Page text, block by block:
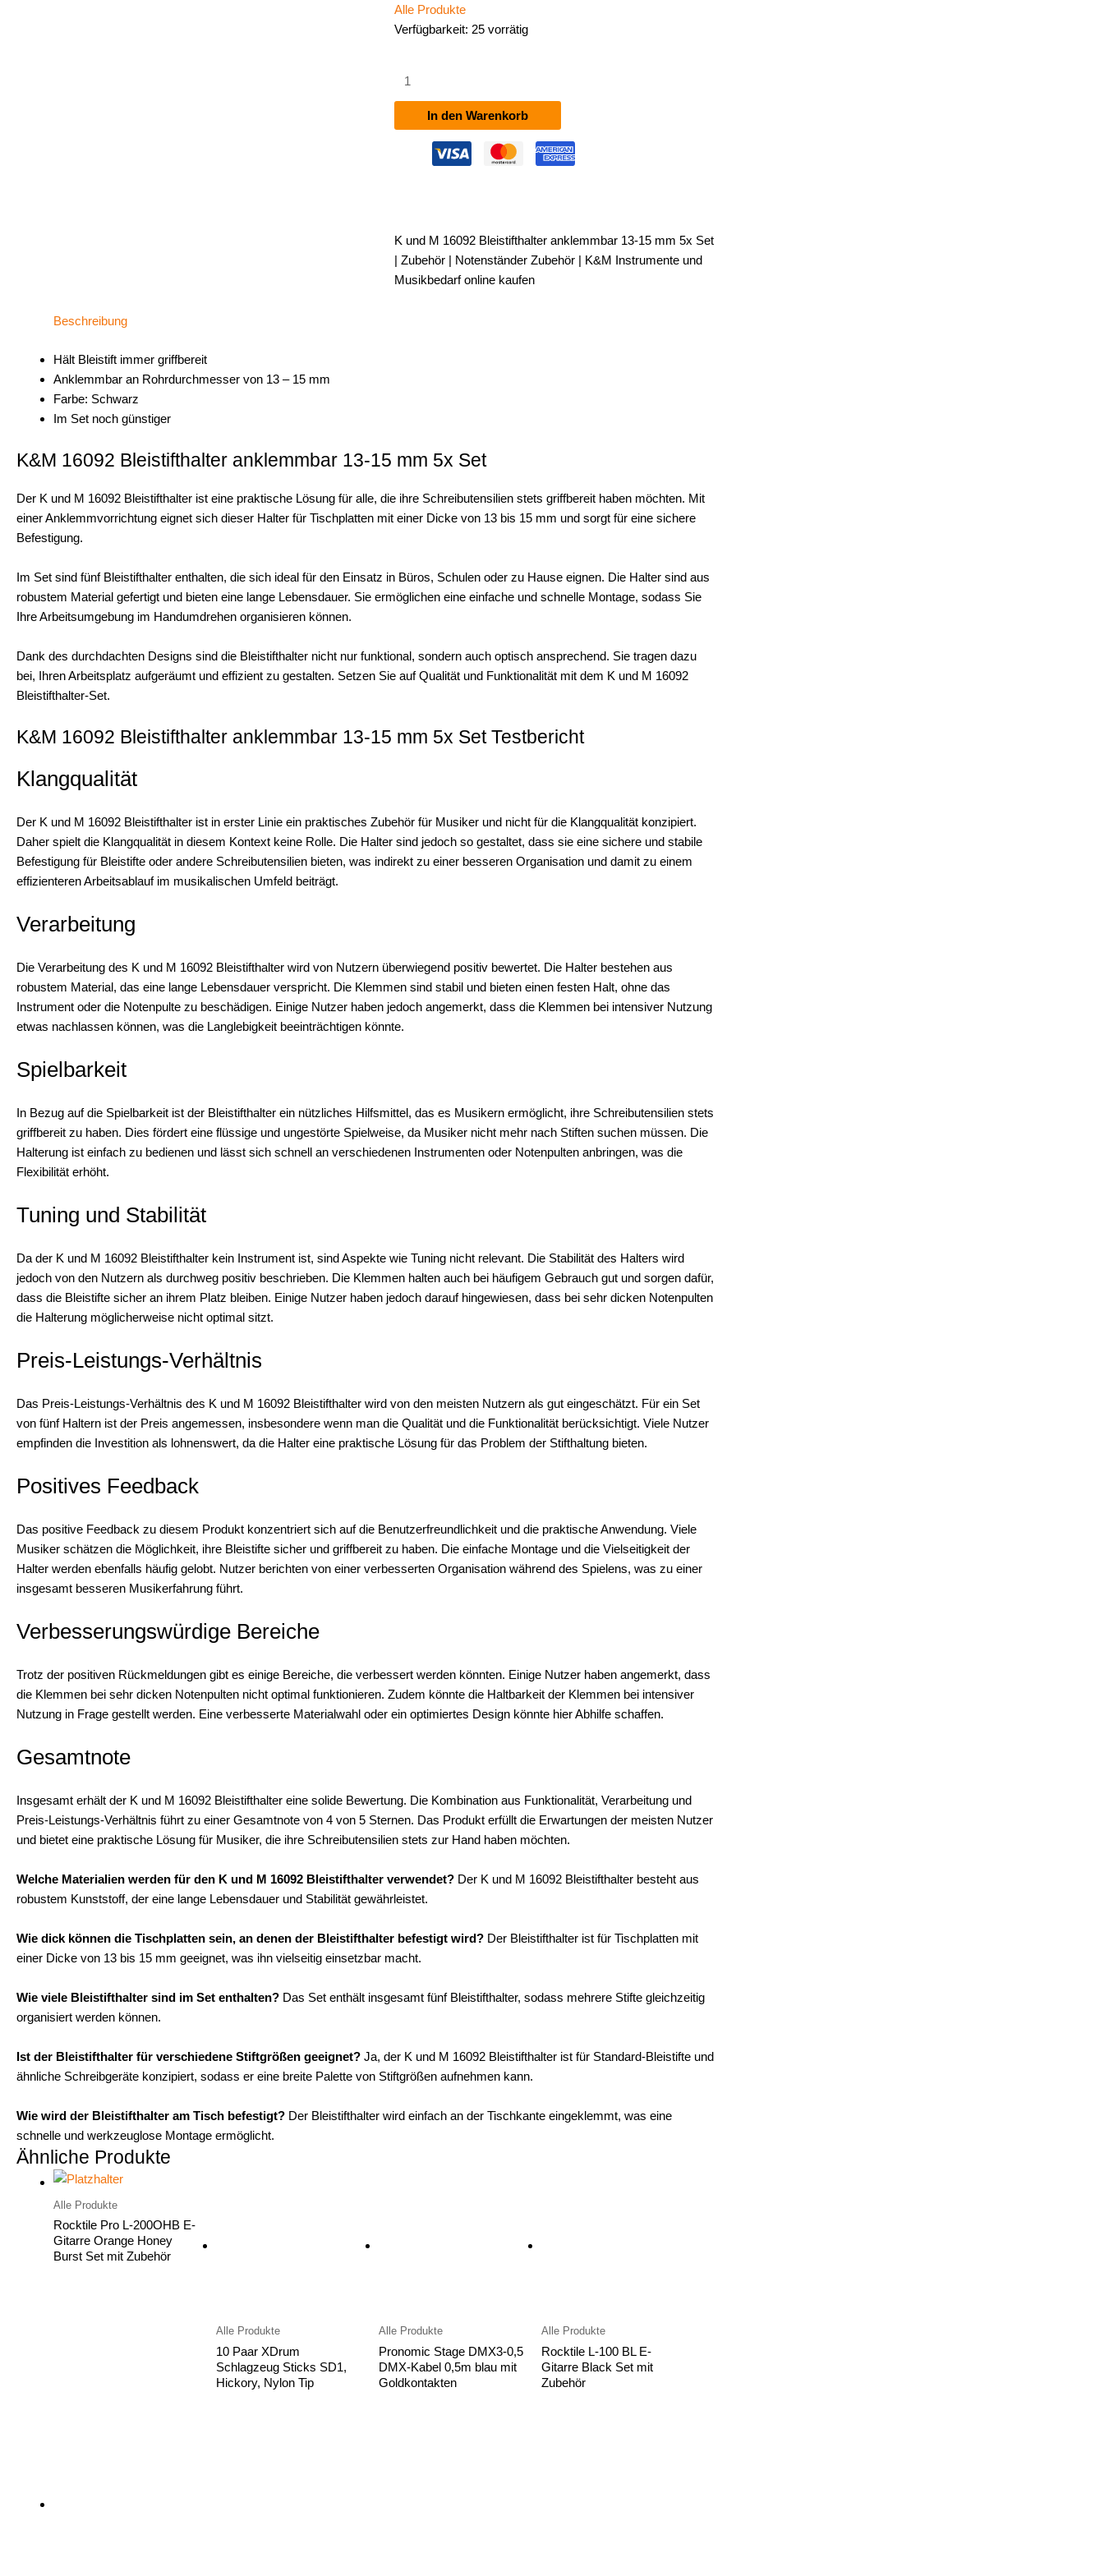
Alle Produkte
Verfügbarkeit: 25 vorrätig
16092
Bleistifthalter
anklemmbar
Menge
In den Warenkorb
K und M 16092 Bleistifthalter anklemmbar 13-15 mm 5x Set
| Zubehör | Notenständer Zubehör | K&M Instrumente und
Musikbedarf online kaufen
Beschreibung
Hält Bleistift immer griffbereit
Anklemmbar an Rohrdurchmesser von 13 – 15 mm
Farbe: Schwarz
Im Set noch günstiger
K&M 16092 Bleistifthalter anklemmbar 13-15 mm 5x Set
Der K und M 16092 Bleistifthalter ist eine praktische Lösung für alle, die ihre Schreibutensilien stets griffbereit haben möchten. Mit
einer Anklemmvorrichtung eignet sich dieser Halter für Tischplatten mit einer Dicke von 13 bis 15 mm und sorgt für eine sichere
Befestigung.
Im Set sind fünf Bleistifthalter enthalten, die sich ideal für den Einsatz in Büros, Schulen oder zu Hause eignen. Die Halter sind aus
robustem Material gefertigt und bieten eine lange Lebensdauer. Sie ermöglichen eine einfache und schnelle Montage, sodass Sie
Ihre Arbeitsumgebung im Handumdrehen organisieren können.
Dank des durchdachten Designs sind die Bleistifthalter nicht nur funktional, sondern auch optisch ansprechend. Sie tragen dazu
bei, Ihren Arbeitsplatz aufgeräumt und effizient zu gestalten. Setzen Sie auf Qualität und Funktionalität mit dem K und M 16092
Bleistifthalter-Set.
K&M 16092 Bleistifthalter anklemmbar 13-15 mm 5x Set Testbericht
Klangqualität
Der K und M 16092 Bleistifthalter ist in erster Linie ein praktisches Zubehör für Musiker und nicht für die Klangqualität konzipiert.
Daher spielt die Klangqualität in diesem Kontext keine Rolle. Die Halter sind jedoch so gestaltet, dass sie eine sichere und stabile
Befestigung für Bleistifte oder andere Schreibutensilien bieten, was indirekt zu einer besseren Organisation und damit zu einem
effizienteren Arbeitsablauf im musikalischen Umfeld beiträgt.
Verarbeitung
Die Verarbeitung des K und M 16092 Bleistifthalter wird von Nutzern überwiegend positiv bewertet. Die Halter bestehen aus
robustem Material, das eine lange Lebensdauer verspricht. Die Klemmen sind stabil und bieten einen festen Halt, ohne das
Instrument oder die Notenpulte zu beschädigen. Einige Nutzer haben jedoch angemerkt, dass die Klemmen bei intensiver Nutzung
etwas nachlassen können, was die Langlebigkeit beeinträchtigen könnte.
Spielbarkeit
In Bezug auf die Spielbarkeit ist der Bleistifthalter ein nützliches Hilfsmittel, das es Musikern ermöglicht, ihre Schreibutensilien stets
griffbereit zu haben. Dies fördert eine flüssige und ungestörte Spielweise, da Musiker nicht mehr nach Stiften suchen müssen. Die
Halterung ist einfach zu bedienen und lässt sich schnell an verschiedenen Instrumenten oder Notenpulten anbringen, was die
Flexibilität erhöht.
Tuning und Stabilität
Da der K und M 16092 Bleistifthalter kein Instrument ist, sind Aspekte wie Tuning nicht relevant. Die Stabilität des Halters wird
jedoch von den Nutzern als durchweg positiv beschrieben. Die Klemmen halten auch bei häufigem Gebrauch gut und sorgen dafür,
dass die Bleistifte sicher an ihrem Platz bleiben. Einige Nutzer haben jedoch darauf hingewiesen, dass bei sehr dicken Notenpulten
die Halterung möglicherweise nicht optimal sitzt.
Preis-Leistungs-Verhältnis
Das Preis-Leistungs-Verhältnis des K und M 16092 Bleistifthalter wird von den meisten Nutzern als gut eingeschätzt. Für ein Set
von fünf Haltern ist der Preis angemessen, insbesondere wenn man die Qualität und die Funktionalität berücksichtigt. Viele Nutzer
empfinden die Investition als lohnenswert, da die Halter eine praktische Lösung für das Problem der Stifthaltung bieten.
Positives Feedback
Das positive Feedback zu diesem Produkt konzentriert sich auf die Benutzerfreundlichkeit und die praktische Anwendung. Viele
Musiker schätzen die Möglichkeit, ihre Bleistifte sicher und griffbereit zu haben. Die einfache Montage und die Vielseitigkeit der
Halter werden ebenfalls häufig gelobt. Nutzer berichten von einer verbesserten Organisation während des Spielens, was zu einer
insgesamt besseren Musikerfahrung führt.
Verbesserungswürdige Bereiche
Trotz der positiven Rückmeldungen gibt es einige Bereiche, die verbessert werden könnten. Einige Nutzer haben angemerkt, dass
die Klemmen bei sehr dicken Notenpulten nicht optimal funktionieren. Zudem könnte die Haltbarkeit der Klemmen bei intensiver
Nutzung in Frage gestellt werden. Eine verbesserte Materialwahl oder ein optimiertes Design könnte hier Abhilfe schaffen.
Gesamtnote
Insgesamt erhält der K und M 16092 Bleistifthalter eine solide Bewertung. Die Kombination aus Funktionalität, Verarbeitung und
Preis-Leistungs-Verhältnis führt zu einer Gesamtnote von 4 von 5 Sternen. Das Produkt erfüllt die Erwartungen der meisten Nutzer
und bietet eine praktische Lösung für Musiker, die ihre Schreibutensilien stets zur Hand haben möchten.
Welche Materialien werden für den K und M 16092 Bleistifthalter verwendet? Der K und M 16092 Bleistifthalter besteht aus
robustem Kunststoff, der eine lange Lebensdauer und Stabilität gewährleistet.
Wie dick können die Tischplatten sein, an denen der Bleistifthalter befestigt wird? Der Bleistifthalter ist für Tischplatten mit
einer Dicke von 13 bis 15 mm geeignet, was ihn vielseitig einsetzbar macht.
Wie viele Bleistifthalter sind im Set enthalten? Das Set enthält insgesamt fünf Bleistifthalter, sodass mehrere Stifte gleichzeitig
organisiert werden können.
Ist der Bleistifthalter für verschiedene Stiftgrößen geeignet? Ja, der K und M 16092 Bleistifthalter ist für Standard-Bleistifte und
ähnliche Schreibgeräte konzipiert, sodass er eine breite Palette von Stiftgrößen aufnehmen kann.
Wie wird der Bleistifthalter am Tisch befestigt? Der Bleistifthalter wird einfach an der Tischkante eingeklemmt, was eine
schnelle und werkzeuglose Montage ermöglicht.
Ähnliche Produkte
Alle Produkte
Rocktile Pro L-200OHB E-
Gitarre Orange Honey
Burst Set mit Zubehör
Alle Produkte
10 Paar XDrum
Schlagzeug Sticks SD1,
Hickory, Nylon Tip
Alle Produkte
Pronomic Stage DMX3-0,5
DMX-Kabel 0,5m blau mit
Goldkontakten
Alle Produkte
Rocktile L-100 BL E-
Gitarre Black Set mit
Zubehör